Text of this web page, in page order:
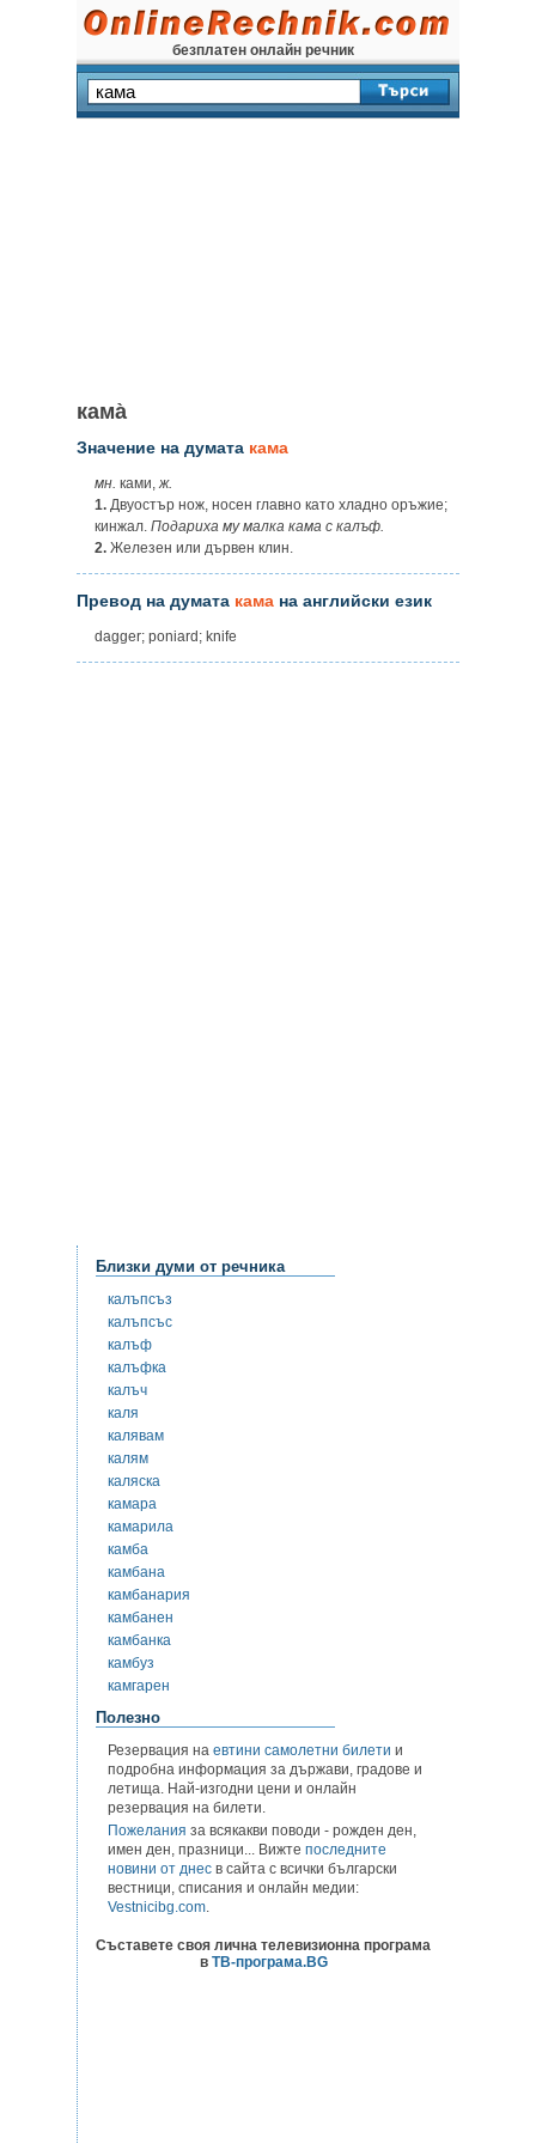
безплатен онлайн речник
кама̀
Значение на думата кама
мн. ками,ж.
1. Двуостър нож, носен главно като хладно оръжие;
кинжал. Подариха му малка кама с калъф.
2. Железен или дървен клин.
Превод на думата кама на английски език
dagger; poniard; knife
Близки думи от речника
калъпсъз
калъпсъс
калъф
калъфка
калъч
каля
калявам
калям
каляска
камара
камарила
камба
камбана
камбанария
камбанен
камбанка
камбуз
камгарен
Полезно
Резервация на евтини самолетни билети и
подробна информация за държави, градове и
летища. Най-изгодни цени и онлайн
резервация на билети.
Пожелания за всякакви поводи - рожден ден,
имен ден, празници... Вижте последните
новини от днес в сайта с всички български
вестници, списания и онлайн медии:
Vestnicibg.com.
Съставете своя лична телевизионна програма
в ТВ-програма.BG